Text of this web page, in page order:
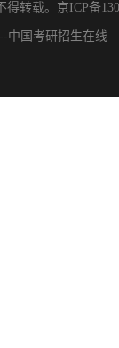
转载。 京ICP备
中国考研招生在线